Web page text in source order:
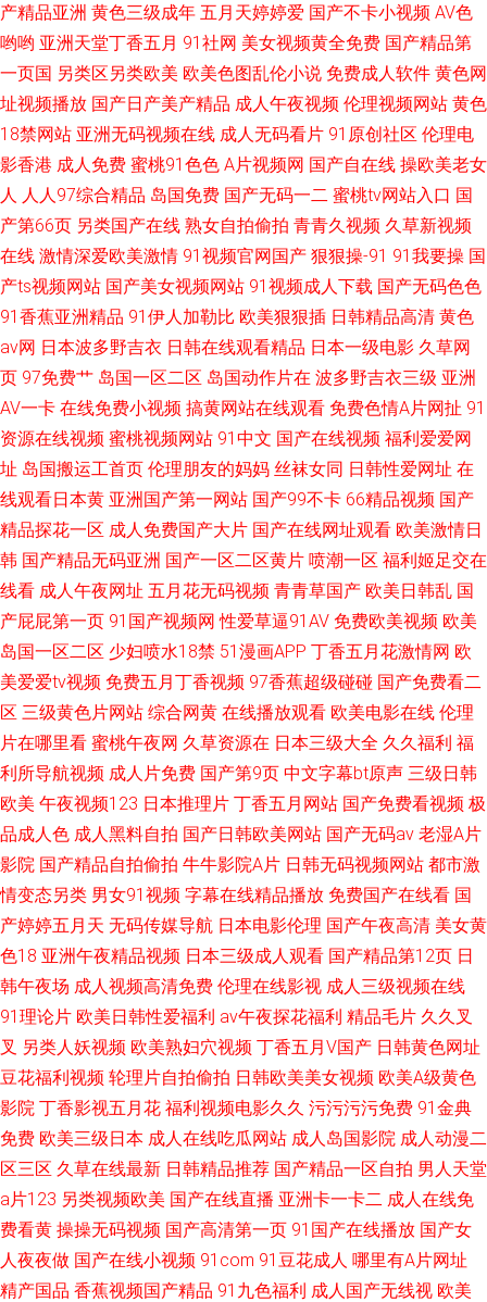
产精品亚洲 黄色三级成年 五月天婷婷爱 国产不卡小视频 AV色
哟哟 亚洲天堂丁香五月 91社网 美女视频黄全免费 国产精品第
一页国 另类区另类欧美 欧美色图乱伦小说 免费成人软件 黄色网
址视频播放 国产日产美产精品 成人午夜视频 伦理视频网站 黄色
18禁网站 亚洲无码视频在线 成人无码看片 91原创社区 伦理电
影香港 成人免费 蜜桃91色色 A片视频网 国产自在线 操欧美老女
人 人人97综合精品 岛国免费 国产无码一二 蜜桃tv网站入口 国
产第66页 另类国产在线 熟女自拍偷拍 青青久视频 久草新视频
在线 激情深爱欧美激情 91视频官网国产 狠狠操-91 91我要操 国
产ts视频网站 国产美女视频网站 91视频成人下载 国产无码色色
91香蕉亚洲精品 91伊人加勒比 欧美狠狠插 日韩精品高清 黄色
av网 日本波多野吉衣 日韩在线观看精品 日本一级电影 久草网
页 97免费艹 岛国一区二区 岛国动作片在 波多野吉衣三级 亚洲
AV一卡 在线免费小视频 搞黄网站在线观看 免费色情A片网扯 91
资源在线视频 蜜桃视频网站 91中文 国产在线视频 福利爱爱网
址 岛国搬运工首页 伦理朋友的妈妈 丝袜女同 日韩性爱网址 在
线观看日本黄 亚洲国产第一网站 国产99不卡 66精品视频 国产
精品探花一区 成人免费国产大片 国产在线网址观看 欧美激情日
韩 国产精品无码亚洲 国产一区二区黄片 喷潮一区 福利姬足交在
线看 成人午夜网址 五月花无码视频 青青草国产 欧美日韩乱 国
产屁屁第一页 91国产视频网 性爱草逼91AV 免费欧美视频 欧美
岛国一区二区 少妇喷水18禁 51漫画APP 丁香五月花激情网 欧
美爱爱tv视频 免费五月丁香视频 97香蕉超级碰碰 国产免费看二
区 三级黄色片网站 综合网黄 在线播放观看 欧美电影在线 伦理
片在哪里看 蜜桃午夜网 久草资源在 日本三级大全 久久福利 福
利所导航视频 成人片免费 国产第9页 中文字幕bt原声 三级日韩
欧美 午夜视频123 日本推理片 丁香五月网站 国产免费看视频 极
品成人色 成人黑料自拍 国产日韩欧美网站 国产无码av 老湿A片
影院 国产精品自拍偷拍 牛牛影院A片 日韩无码视频网站 都市激
情变态另类 男女91视频 字幕在线精品播放 免费国产在线看 国
产婷婷五月天 无码传媒导航 日本电影伦理 国产午夜高清 美女黄
色18 亚洲午夜精品视频 日本三级成人观看 国产精品第12页 日
韩午夜场 成人视频高清免费 伦理在线影视 成人三级视频在线
91理论片 欧美日韩性爱福利 av午夜探花福利 精品毛片 久久叉
叉 另类人妖视频 欧美熟妇穴视频 丁香五月V国产 日韩黄色网址
豆花福利视频 轮理片自拍偷拍 日韩欧美美女视频 欧美A级黄色
影院 丁香影视五月花 福利视频电影久久 污污污污免费 91金典
免费 欧美三级日本 成人在线吃瓜网站 成人岛国影院 成人动漫二
区三区 久草在线最新 日韩精品推荐 国产精品一区自拍 男人天堂
a片123 另类视频欧美 国产在线直播 亚洲卡一卡二 成人在线免
费看黄 操操无码视频 国产高清第一页 91国产在线播放 国产女
人夜夜做 国产在线小视频 91com 91豆花成人 哪里有A片网址
精产国品 香蕉视频国产精品 91九色福利 成人国产无线视 欧美